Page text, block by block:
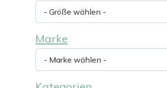
- Größe wählen -
Marke
- Marke wählen -